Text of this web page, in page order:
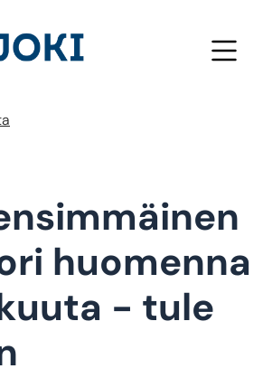
huomenna
- tule